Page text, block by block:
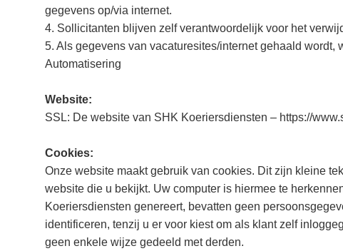
gegevens op/via internet.
4. Sollicitanten blijven zelf verantwoordelijk voor het
5. Als gegevens van vacaturesites/internet gehaald
Automatisering
Website:
SSL: De website van SHK Koeriersdiensten – https://
Cookies:
Onze website maakt gebruik van cookies. Dit zijn kleine
website die u bekijkt. Uw computer is hiermee te
Koeriersdiensten genereert, bevatten geen
identificeren, tenzij u er voor kiest om als klant zelf
geen enkele wijze gedeeld met derden.